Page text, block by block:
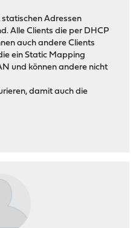
Adressen
Alle Clients die per DHCP
auch andere Clients
ein Static Mapping
und können andere nicht
damit auch die